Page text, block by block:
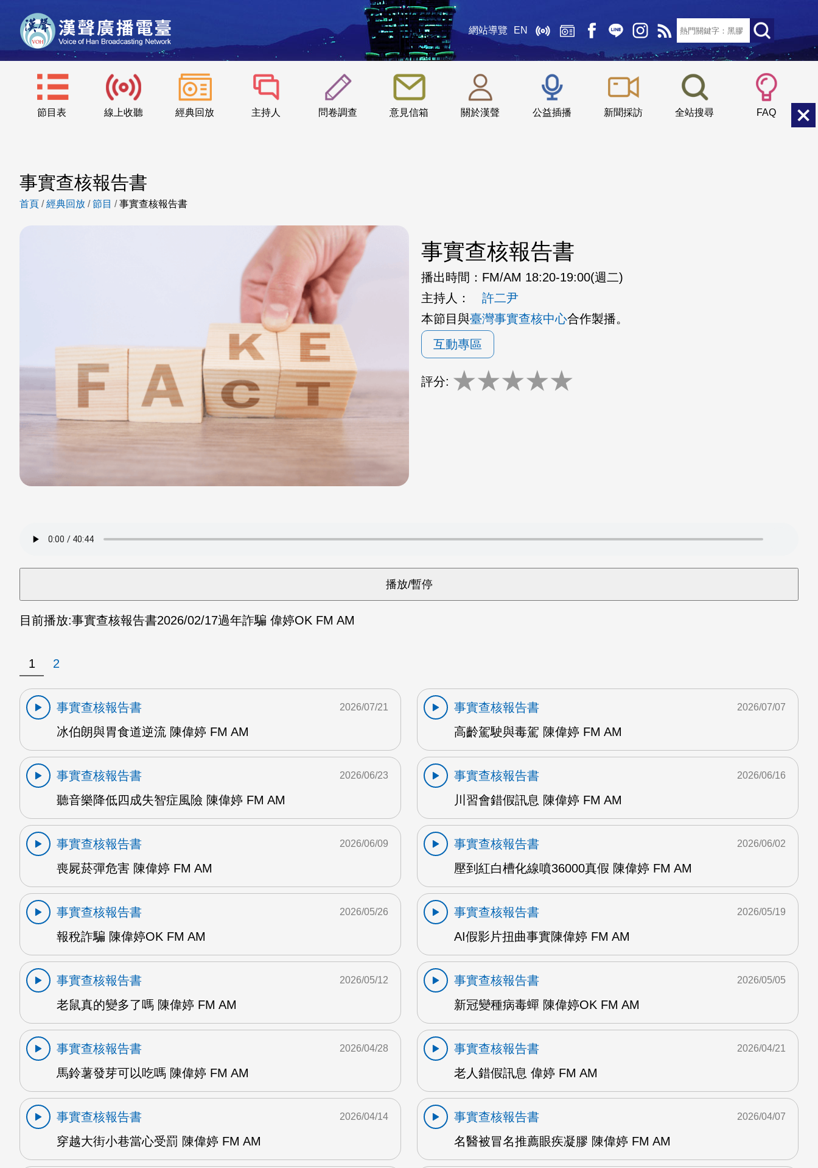
網站導覽 EN
節目表 線上收聽 經典回放 主持人 問卷調查 意見信箱 關於漢聲 公益插播 新聞採訪 全站搜尋 FAQ
::: 小 中
事實查核報告書
首頁 /經典回放 /節目 /事實查核報告書
事實查核報告書
播出時間： FM/AM 18:20-19:00(週二)
主持人：
許二尹
本節目與臺灣事實查核中心合作製播。
互動專區
評分: ★★★★★
目前播放:事實查核報告書2026/02/17過年詐騙 偉婷OK FM AM
1 2
事實查核報告書
冰伯朗與胃食道逆流 陳偉婷 FM AM
2026/07/21
事實查核報告書
高齡駕駛與毒駕 陳偉婷 FM AM
2026/07/07
事實查核報告書
聽音樂降低四成失智症風險 陳偉婷 FM AM
2026/06/23
事實查核報告書
川習會錯假訊息 陳偉婷 FM AM
2026/06/16
事實查核報告書
喪屍菸彈危害 陳偉婷 FM AM
2026/06/09
事實查核報告書
壓到紅白槽化線噴36000真假 陳偉婷 FM AM
2026/06/02
事實查核報告書
報稅詐騙 陳偉婷OK FM AM
2026/05/26
事實查核報告書
AI假影片扭曲事實陳偉婷 FM AM
2026/05/19
事實查核報告書
老鼠真的變多了嗎 陳偉婷 FM AM
2026/05/12
事實查核報告書
新冠變種病毒蟬 陳偉婷OK FM AM
2026/05/05
事實查核報告書
馬鈴薯發芽可以吃嗎 陳偉婷 FM AM
2026/04/28
事實查核報告書
老人錯假訊息 偉婷 FM AM
2026/04/21
事實查核報告書
穿越大街小巷當心受罰 陳偉婷 FM AM
2026/04/14
事實查核報告書
名醫被冒名推薦眼疾凝膠 陳偉婷 FM AM
2026/04/07